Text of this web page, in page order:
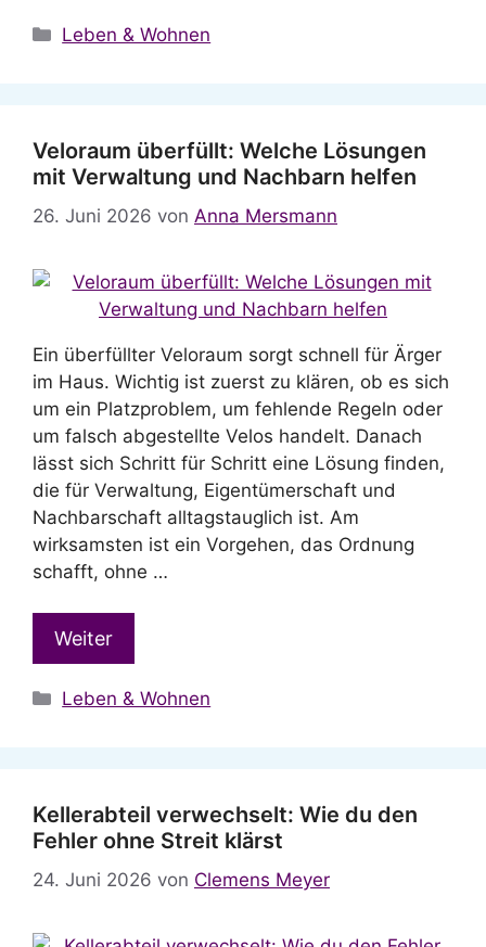
Kategorien
Leben & Wohnen
Veloraum überfüllt: Welche Lösungen
mit Verwaltung und Nachbarn helfen
26. Juni 2026 von Anna Mersmann
Ein überfüllter Veloraum sorgt schnell für Ärger
im Haus. Wichtig ist zuerst zu klären, ob es sich
um ein Platzproblem, um fehlende Regeln oder
um falsch abgestellte Velos handelt. Danach
lässt sich Schritt für Schritt eine Lösung finden,
die für Verwaltung, Eigentümerschaft und
Nachbarschaft alltagstauglich ist. Am
wirksamsten ist ein Vorgehen, das Ordnung
schafft, ohne …
Weiter
Kategorien
Leben & Wohnen
Kellerabteil verwechselt: Wie du den
Fehler ohne Streit klärst
24. Juni 2026 von Clemens Meyer